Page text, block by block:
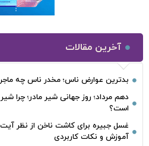
آخرین مقالات
بدترین عوارض ناس؛ مخدر ناس چه
دهم مرداد؛ روز جهانی شیر مادر؛ چرا شیر
است؟
غسل جبیره برای کاشت ناخن از نظر آیت
آموزش و نکات کاربردی